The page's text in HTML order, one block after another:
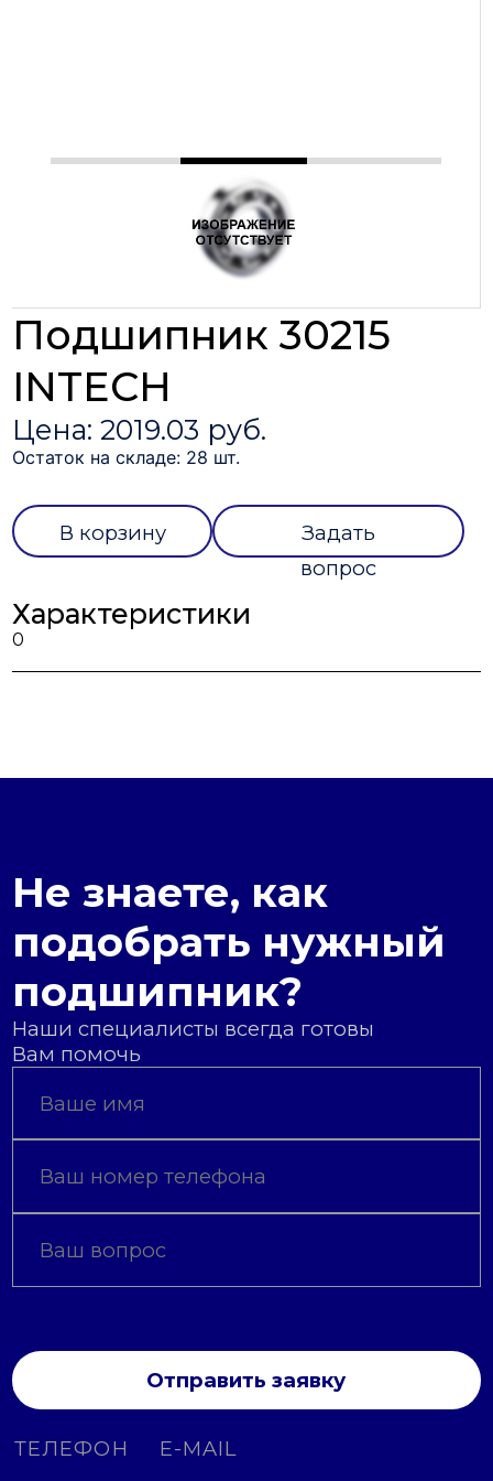
Подшипник 30215
INTECH
Цена: 2019.03 руб.
Остаток на складе: 28 шт.
В корзину
Задать
вопрос
Характеристики
0
Не знаете, как
подобрать нужный
подшипник?
Наши специалисты всегда готовы
Вам помочь
Отправить заявку
ТЕЛЕФОН E-MAIL